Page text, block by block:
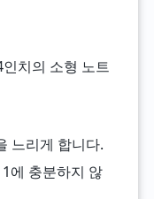
치의 소형 노트
느리게 합니다.
에 충분하지 않